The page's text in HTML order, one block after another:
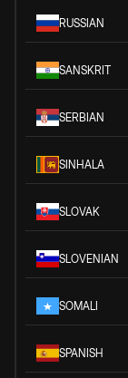
RUSSIAN
SANSKRIT
SERBIAN
SINHALA
SLOVAK
SLOVENIAN
SOMALI
SPANISH